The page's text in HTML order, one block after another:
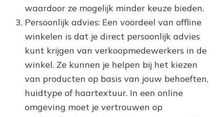
waardoor ze mogelijk minder keuze bieden.
Persoonlijk advies: Een voordeel van offline
winkelen is dat je direct persoonlijk advies
kunt krijgen van verkoopmedewerkers in de
winkel. Ze kunnen je helpen bij het kiezen
van producten op basis van jouw behoeften,
huidtype of haartextuur. In een online
omgeving moet je vertrouwen op